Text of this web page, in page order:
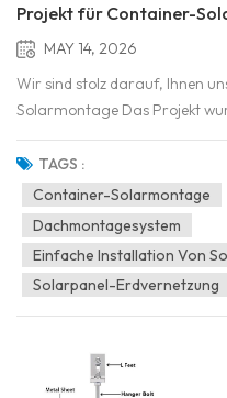
Projekt für Container-
MAY 14, 2026
Wir sind stolz darauf, Ihnen
Solarmontage Das Projekt
und Logistikgelände im
verwandelt Standard-
indem robuste Solarmodule
integriert...
TAGS :
Container-Solarmontage
Dachmontagesystem
Einfache Installation Von
Solarpanel-Erdvernetzung